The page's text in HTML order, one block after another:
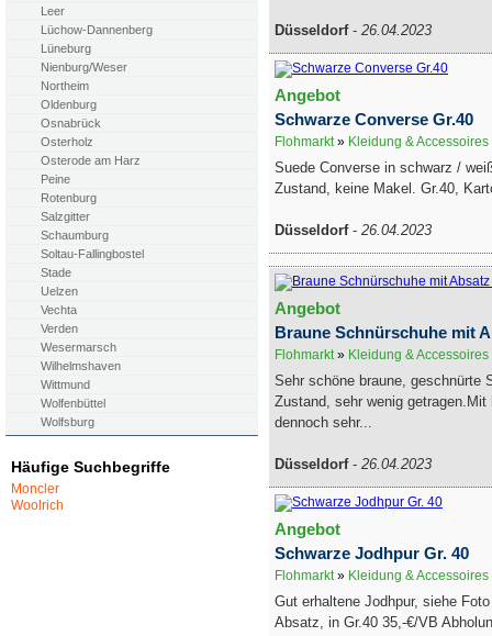
Leer
Lüchow-Dannenberg
Lüneburg
Nienburg/Weser
Northeim
Oldenburg
Osnabrück
Osterholz
Osterode am Harz
Peine
Rotenburg
Salzgitter
Schaumburg
Soltau-Fallingbostel
Stade
Uelzen
Vechta
Verden
Wesermarsch
Wilhelmshaven
Wittmund
Wolfenbüttel
Wolfsburg
Häufige Suchbegriffe
Moncler
Woolrich
Düsseldorf- 26.04.2023
Angebot
Schwarze Converse Gr.40
Flohmarkt» Kleidung & Accessoires
Suede Converse in schwarz /
Zustand, keine Makel. Gr.40,
Düsseldorf- 26.04.2023
Angebot
Braune Schnürschuhe mit
Flohmarkt» Kleidung & Accessoires
Sehr schöne braune, geschnürte
Zustand, sehr wenig getragen.Mit
dennoch sehr...
Düsseldorf- 26.04.2023
Angebot
Schwarze Jodhpur Gr. 40
Flohmarkt» Kleidung & Accessoires
Gut erhaltene Jodhpur, siehe
Absatz, in Gr.40 35,-€/VB